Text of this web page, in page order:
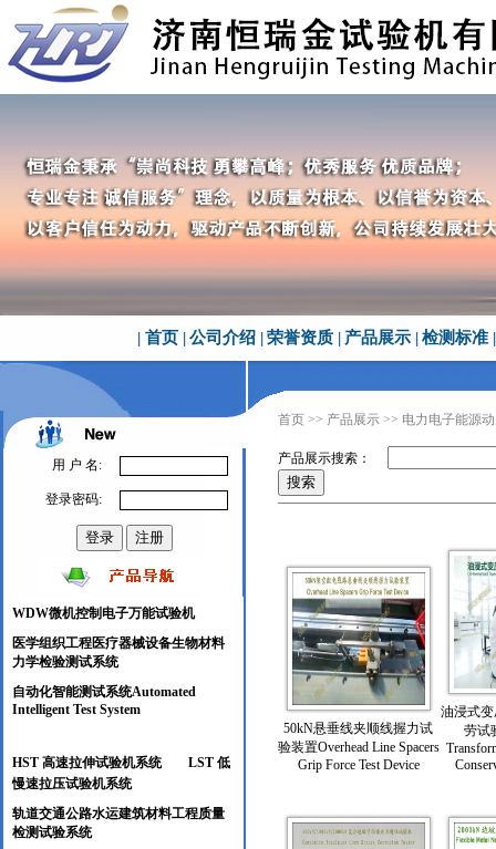
| 首页 |公司介绍 |荣誉资质 | 产品展示 |检测标准 |
用 户 名:
登录密码:
WDW微机控制电子万能试验机
医学组织工程医疗器械设备生物材料
力学检验测试系统
自动化智能测试系统Automated
Intelligent Test System
HST 高速拉伸试验机系统
LST 低
慢速拉压试验机系统
轨道交通公路水运建筑材料工程质量
检测试验系统
首页>> 产品展示>> 电力电子能源
产品展示搜索：
50kN悬垂线夹顺线握力试
验装置Overhead Line Spacers
Grip Force Test Device
油浸式
劳试